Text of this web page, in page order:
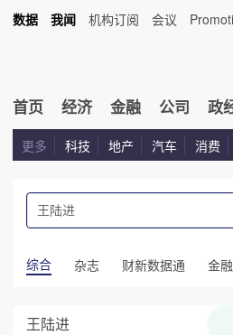
数据 我闻 机构订阅 会议
首页 经济 金融 公司 政
更多 科技 地产 汽车 消费
综合 杂志 财新数据通 金
王陆进